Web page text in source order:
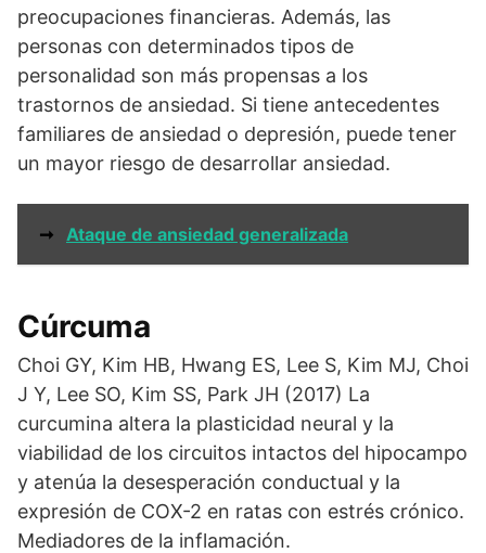
preocupaciones financieras. Además, las
personas con determinados tipos de
personalidad son más propensas a los
trastornos de ansiedad. Si tiene antecedentes
familiares de ansiedad o depresión, puede tener
un mayor riesgo de desarrollar ansiedad.
➞ Ataque de ansiedad generalizada
Cúrcuma
Choi GY, Kim HB, Hwang ES, Lee S, Kim MJ, Choi
J Y, Lee SO, Kim SS, Park JH (2017) La
curcumina altera la plasticidad neural y la
viabilidad de los circuitos intactos del hipocampo
y atenúa la desesperación conductual y la
expresión de COX-2 en ratas con estrés crónico.
Mediadores de la inflamación.